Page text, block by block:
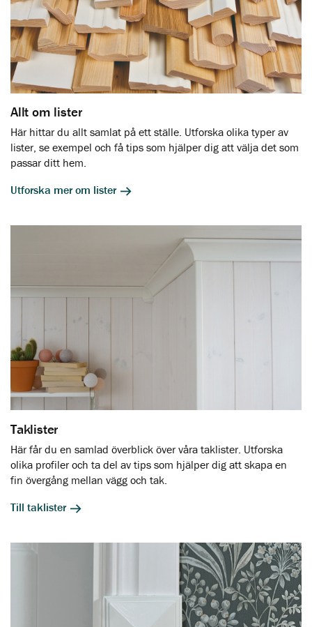
Allt om lister
Här hittar du allt samlat på ett ställe. Utforska olika typer av
lister, se exempel och få tips som hjälper dig att välja det som
passar ditt hem.
Utforska mer om lister
Taklister
Här får du en samlad överblick över våra taklister. Utforska
olika profiler och ta del av tips som hjälper dig att skapa en
fin övergång mellan vägg och tak.
Till taklister